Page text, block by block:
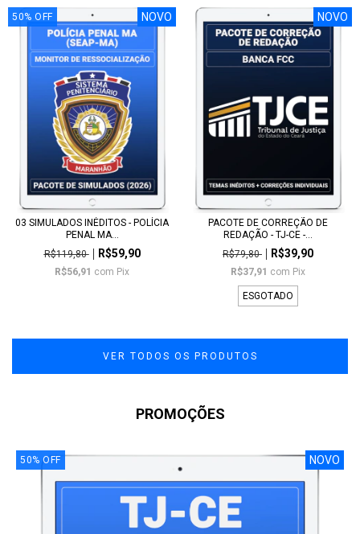
50% OFF NOVO
03 SIMULADOS INÉDITOS - POLÍCIA
PENAL MA...
R$119,80
R$59,90
R$56,91 com Pix
NOVO
PACOTE DE CORREÇÃO DE
REDAÇÃO - TJ-CE -...
R$79,80
R$39,90
R$37,91 com Pix
ESGOTADO
VER TODOS OS PRODUTOS
PROMOÇÕES
50% OFF NOVO